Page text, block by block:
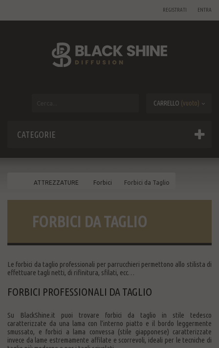
ENTRA
REGISTRATI
CARRELLO (vuoto)
CATEGORIE
ATTREZZATURE Forbici Forbici da Taglio
FORBICI DA TAGLIO
Le forbici da taglio professionali per parrucchieri permettono allo stilista di
effettuare tagli netti, di rifinitura, sfilati, ecc…
FORBICI PROFESSIONALI DA TAGLIO
Su BlackShine.it puoi trovare forbici da taglio in stile tedesco
caratterizzate da una lama con l’interno piatto e il bordo leggermente
smussato, e forbici a lama convessa (stile giapponese) caratterizzate
invece da lame estremamente affilate e scorrevoli, ideali per le tecniche di